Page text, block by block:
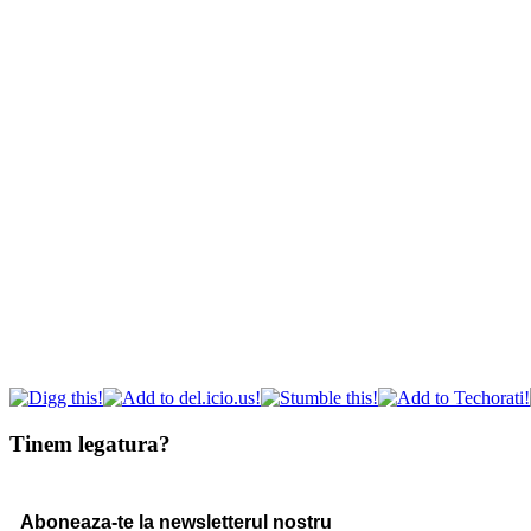
Tinem legatura?
Aboneaza-te la newsletterul nostru